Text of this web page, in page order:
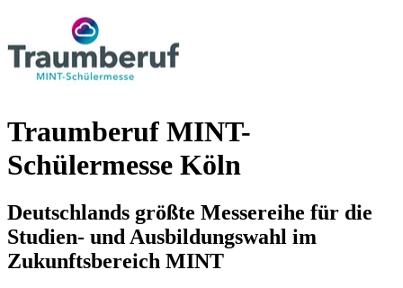
Traumberuf MINT-
Schülermesse Köln
Deutschlands größte Messereihe für die
Studien- und Ausbildungswahl im
Zukunftsbereich MINT